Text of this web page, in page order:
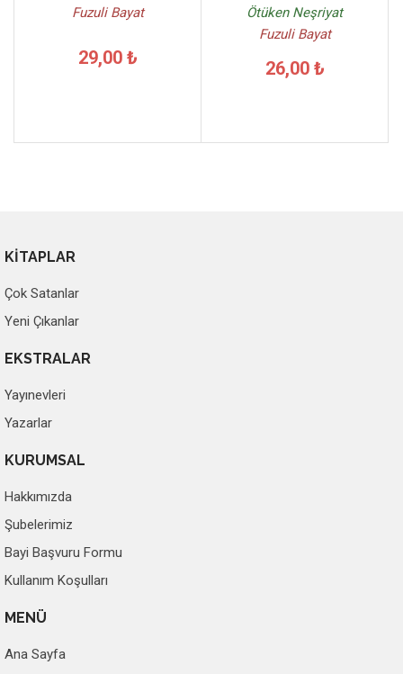
Fuzuli Bayat
29,00 ₺
Ötüken Neşriyat
Fuzuli Bayat
26,00 ₺
KİTAPLAR
Çok Satanlar
Yeni Çıkanlar
EKSTRALAR
Yayınevleri
Yazarlar
KURUMSAL
Hakkımızda
Şubelerimiz
Bayi Başvuru Formu
Kullanım Koşulları
MENÜ
Ana Sayfa